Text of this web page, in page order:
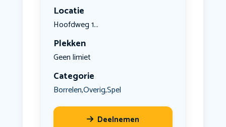
Locatie
Hoofdweg 1...
Plekken
Geen limiet
Categorie
Borrelen,Overig,Spel
Deelnemen